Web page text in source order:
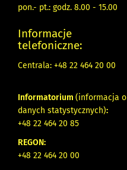
pon.- pt.: godz. 8.00 - 15.00
Informacje
telefoniczne:
Centrala: +48 22 464 20 00
Informatorium (informacja o
danych statystycznych):
+48 22 464 20 85
REGON:
+48 22 464 20 00